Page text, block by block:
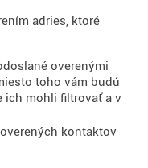
adries, ktoré
overenými
toho vám budú
ich mohli filtrovať a v
kontaktov